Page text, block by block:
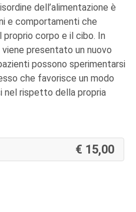
dell’alimentazione è
e comportamenti che
corpo e il cibo. In
presentato un nuovo
possono sperimentarsi
che favorisce un modo
nel rispetto della propria
15,00